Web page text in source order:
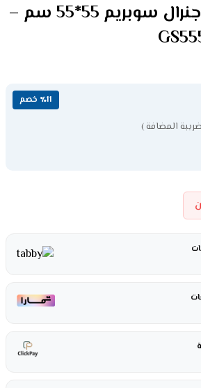
فرن اربع عيون جنرال سوبريم 55*55 سم –
٪11 خصم
المضافة )